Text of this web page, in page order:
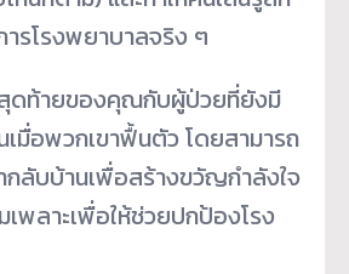
รโรงพยาบาลจริง ๆ
ดท้ายของคุณกับผู้ป่วยที่ยังมี
เมื่อพวกเขาฟื้นตัว โดยสามารถ
กลับบ้านเพื่อสร้างขวัญกำลังใจ
พลาะเพื่อให้ช่วยปกป้องโรง